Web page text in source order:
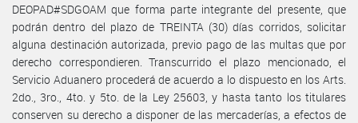
DEOPAD#SDGOAM que forma parte integrante del presente, que
podrán dentro del plazo de TREINTA (30) días corridos, solicitar
alguna destinación autorizada, previo pago de las multas que por
derecho correspondieren. Transcurrido el plazo mencionado, el
Servicio Aduanero procederá de acuerdo a lo dispuesto en los Arts.
2do., 3ro., 4to. y 5to. de la Ley 25603, y hasta tanto los titulares
conserven su derecho a disponer de las mercaderías, a efectos de